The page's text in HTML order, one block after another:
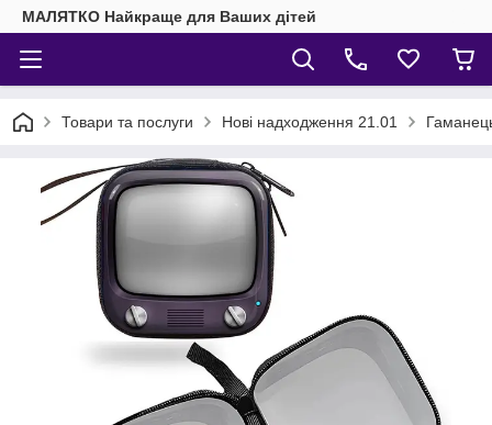
МАЛЯТКО Найкраще для Ваших дітей
Товари та послуги Нові надходження 21.01